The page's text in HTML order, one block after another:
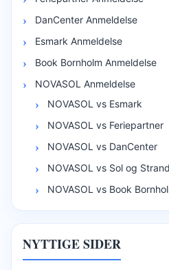
DanCenter Anmeldelse
Esmark Anmeldelse
Book Bornholm Anmeldelse
NOVASOL Anmeldelse
NOVASOL vs Esmark
NOVASOL vs Feriepartner
NOVASOL vs DanCenter
NOVASOL vs Sol og Strand
NOVASOL vs Book
NYTTIGE SIDER